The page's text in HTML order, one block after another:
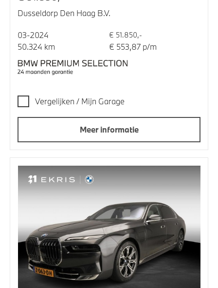
Dusseldorp Den Haag B.V.
03-2024 € 51.850,-
50.324 km € 553,87 p/m
Vergelijken / Mijn Garage
Meer informatie